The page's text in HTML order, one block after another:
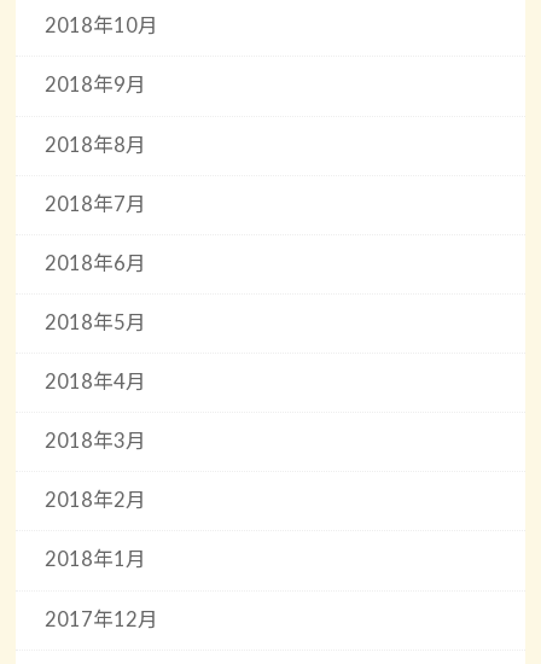
2018年10月
2018年9月
2018年8月
2018年7月
2018年6月
2018年5月
2018年4月
2018年3月
2018年2月
2018年1月
2017年12月